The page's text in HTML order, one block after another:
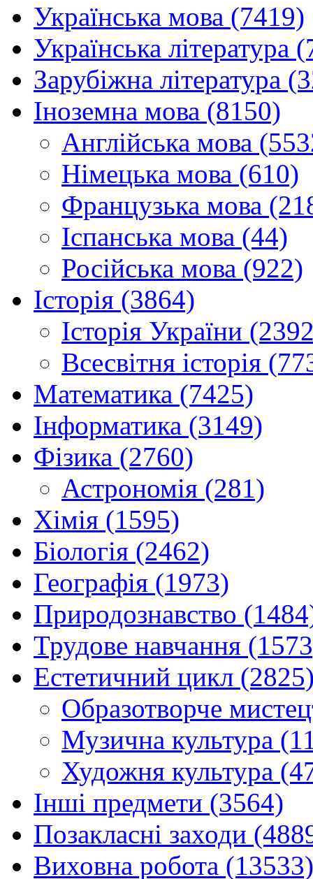
Українська мова (7419)
Українська література
Зарубіжна література
Іноземна мова (8150)
Англійська мова
Німецька мова (610)
Французька мова
Іспанська мова (44)
Російська мова (922)
Історія (3864)
Історія України
Всесвітня історія
Математика (7425)
Інформатика (3149)
Фізика (2760)
Астрономія (281)
Хімія (1595)
Біологія (2462)
Географія (1973)
Природознавство
Трудове навчання
Естетичний цикл
Образотворче
Музична культура
Художня культура
Інші предмети (3564)
Позакласні заходи
Виховна робота (13533)